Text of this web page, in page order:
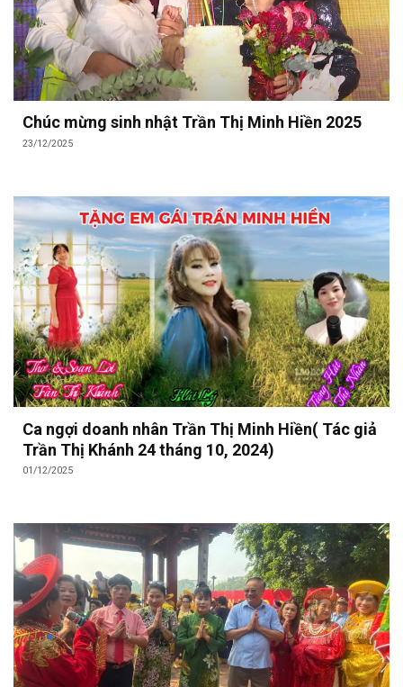
Chúc mừng sinh nhật Trần Thị Minh Hiền 2025
23/12/2025
Ca ngợi doanh nhân Trần Thị Minh Hiền( Tác giả
Trần Thị Khánh 24 tháng 10, 2024)
01/12/2025